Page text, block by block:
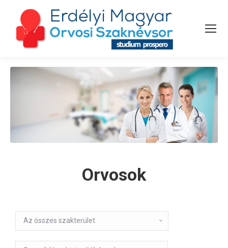
Orvosok